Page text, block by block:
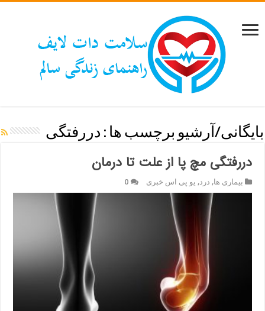
بایگانی/آرشیو برچسب ها : دررفتگی
دررفتگی مچ پا از علت تا درمان
بیماری ها, درد, یو پی اس خبری 0